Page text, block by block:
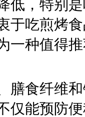
低，特别
于吃煎烤
一种值得
膳食纤维
仅能预防